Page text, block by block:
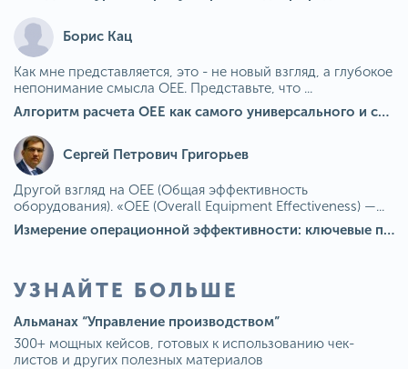
Борис Кац
Как мне представляется, это - не новый взгляд, а глубокое
непонимание смысла OEE. Представьте, что ...
Алгоритм расчета ОЕЕ как самого универсального и современного показателя эффективности оборудования в мире
Сергей Петрович Григорьев
Другой взгляд на OEE (Общая эффективность
оборудования). «OEE (Overall Equipment Effectiveness) —...
Измерение операционной эффективности: ключевые показатели для непрерывного совершенствования
УЗНАЙТЕ БОЛЬШЕ
Альманах “Управление производством”
300+ мощных кейсов, готовых к использованию чек-
листов и других полезных материалов